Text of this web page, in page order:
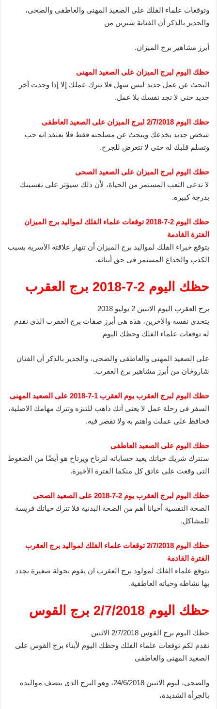
وتوقعات علماء الفلك على الصعيد المهنى والعاطفى والصحى،
والجدير بالذكر أن الفنانة شيرين من
أبرز مشاهير برج الميزان.
حظك اليوم لبرج الميزان على الصعيد المهنى
البحث عن عمل جديد ليس سهل فلا تترك عملك إلا إذا وجدت آخر
جديد حتى لا تجد نفسك بلا عمل.
حظك اليوم 2/7/2018 لبرج الميزان على الصعيد العاطفى
شخص جديد يخدعك ويبحث عن مصلحته فقط فلا تعتقد انه حب
وتسلم قلبك له حتى لا تتعرض للجرح.
حظك اليوم لبرج الميزان على الصعيد الصحى
لا تدعى التعب المستمر من الحياة، لأن ذلك سيؤثر على نفسيتك
بدرجة كبيرة.
حظك اليوم 2-7-2018 توقعات علماء الفلك لمواليد برج الميزان
الفترة القادمة
يتوقع خبراء الفلك لمواليد برج الميزان أن تنهار علاقته الأسرية بسبب
الكذب والخداع المستمر فى حق أبنائه.
حظك اليوم 2-7-2018 برج العقرب
برج العقرب اليوم الاثنين 2 يوليو 2018
يتحدى نفسه والاخرين، هذه هى أبرز صفات برج العقرب الذى نقدم
له توقعات علماء الفلك وحظك اليوم
على الصعيد المهنى والعاطفى والصحى، والجدير بالذكر أن الفنان
شاروخان من أبرز مشاهير برج العقرب.
حظك اليوم لبرج العقرب يوم العقرب 1-7-2018 على الصعيد المهنى
السفر فى رحلة عمل لا يعنى أنك ذاهب للتنزه وتترك مهامك الاصلية،
فحافظ على عملت واهتم به ولا تقصر فيه.
حظك اليوم على الصعيد العاطفى
ستترك شريك حياتك يعيد حساباته لترتاح ويرتاح هو أيضًا من الضغوط
التى وقعت على عاتق كل منكما الفترة الأخيرة.
حظك اليوم لبرج العقرب يوم 2-7-2018 على الصعيد الصحى
الصحة النفسية أحيانا أهم من الصحة البدنية فلا تترك حياتك فريسة
للمشاكل.
حظك اليوم 2/7/2018 توقعات علماء الفلك لمواليد برج العقرب
الفترة القادمة
يتوقع علماء الفلك لمولود برج العقرب ان يقوم بجولة صغيرة يجدد
بها نشاطه وحياته العاطفية.
حظك اليوم 2/7/2018 برج القوس
حظك اليوم برج القوس 2/7/2018 الاثنين
نقدم لكم توقعات علماء الفلك وحظك اليوم لأبناء برج القوس على
الصعيد المهنى والعاطفى
والصحى، ليوم الاثنين 24/6/2018، وهو البرج الذى يتصف مواليده
بالجرأة الشديدة،